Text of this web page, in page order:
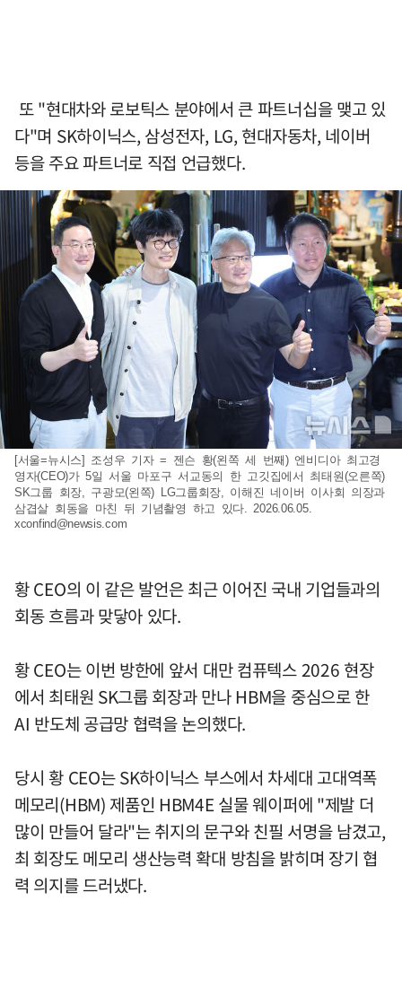
또 "현대차와 로보틱스 분야에서 큰 파트너십을 맺고 있
다"며 SK하이닉스, 삼성전자, LG, 현대자동차, 네이버
등을 주요 파트너로 직접 언급했다.
[서울=뉴시스] 조성우 기자 = 젠슨 황(왼쪽 세 번째) 엔비디아 최고경
영자(CEO)가 5일 서울 마포구 서교동의 한 고깃집에서 최태원(오른쪽)
SK그룹 회장, 구광모(왼쪽) LG그룹회장, 이해진 네이버 이사회 의장과
삼겹살 회동을 마친 뒤 기념촬영 하고 있다. 2026.06.05.
xconfind@newsis.com
황 CEO의 이 같은 발언은 최근 이어진 국내 기업들과의
회동 흐름과 맞닿아 있다.
황 CEO는 이번 방한에 앞서 대만 컴퓨텍스 2026 현장
에서 최태원 SK그룹 회장과 만나 HBM을 중심으로 한
AI 반도체 공급망 협력을 논의했다.
당시 황 CEO는 SK하이닉스 부스에서 차세대 고대역폭
메모리(HBM) 제품인 HBM4E 실물 웨이퍼에 "제발 더
많이 만들어 달라"는 취지의 문구와 친필 서명을 남겼고,
최 회장도 메모리 생산능력 확대 방침을 밝히며 장기 협
력 의지를 드러냈다.